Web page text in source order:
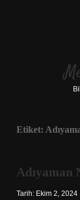
Etiket:
Adıyaman
Tarih: Ekim 2, 2024